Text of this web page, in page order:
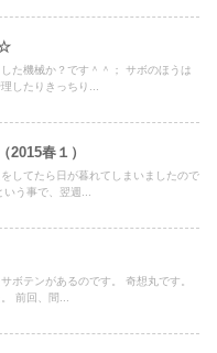
☆
た機械か？です＾＾； サボのほうは
したりきっちり...
2015春１）
してたら日が暮れてしまいましたので
う事で、翌週...
ボテンがあるのです。 奇想丸です。
前回、間...